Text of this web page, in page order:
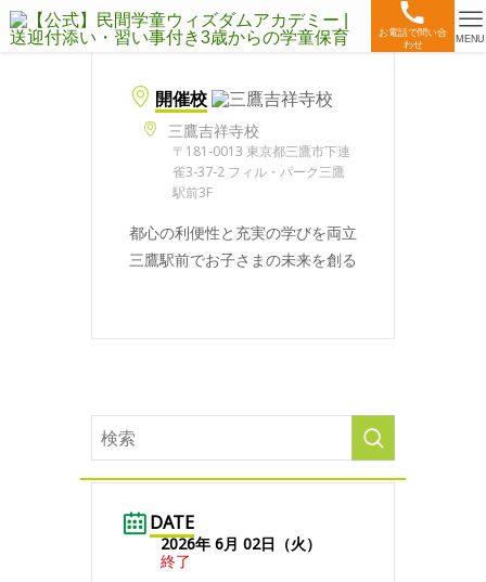
お電話で問い合
わせ
MENU
開催校
三鷹吉祥寺校
〒181-0013 東京都三鷹市下連
雀3-37-2 フィル・パーク三鷹
駅前3F
都心の利便性と充実の学びを両立
三鷹駅前でお子さまの未来を創る
DATE
2026年 6月 02日（火）
終了